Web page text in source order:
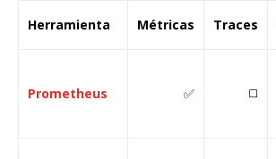
Herramienta Métricas Traces
Prometheus ✅ ◻️